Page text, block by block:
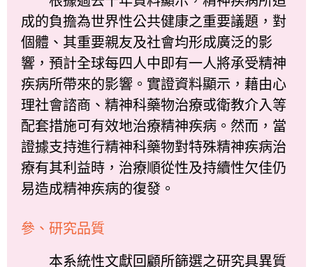
成的負擔為世界性公共健康之重要議題，對
個體、其重要親友及社會均形成廣泛的影
響，預計全球每四人中即有一人將承受精神
疾病所帶來的影響。實證資料顯示，藉由心
理社會諮商、精神科藥物治療或衛教介入等
配套措施可有效地治療精神疾病。然而，當
證據支持進行精神科藥物對特殊精神疾病治
療有其利益時，治療順從性及持續性欠佳仍
易造成精神疾病的復發。
參、研究品質
本系統性文獻回顧所篩選之研究具異質